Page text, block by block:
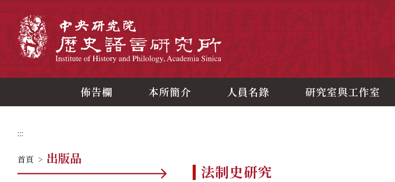
佈告欄 本所簡介 人員名錄 研究室與工作室
:::
首頁 > 出版品
法制史研究